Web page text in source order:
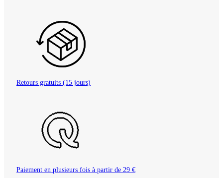
Retours gratuits (15 jours)
Paiement en plusieurs fois à partir de 29 €